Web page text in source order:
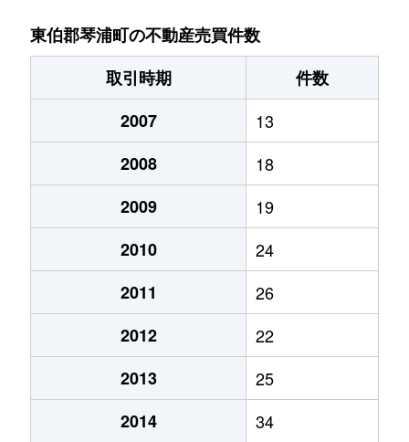
東伯郡琴浦町の不動産売買件数
取引時期
件数
2007
13
2008
18
2009
19
2010
24
2011
26
2012
22
2013
25
2014
34